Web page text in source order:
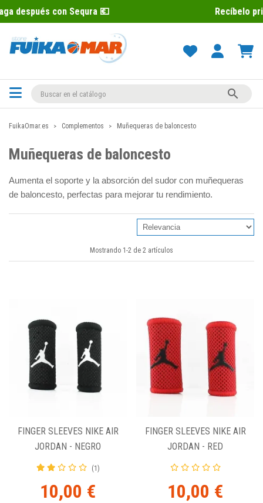
Sequra 💶 Recíbelo primero 📦

FuikaOmar.es Complementos Muñequeras de baloncesto
Muñequeras de baloncesto
Aumenta el soporte y la absorción del sudor con muñequeras
de baloncesto, perfectas para mejorar tu rendimiento.
Mostrando 1-2 de 2 artículos
FINGER SLEEVES NIKE AIR
JORDAN - NEGRO
(1)
10,00 €
FINGER SLEEVES NIKE AIR
JORDAN - RED
10,00 €